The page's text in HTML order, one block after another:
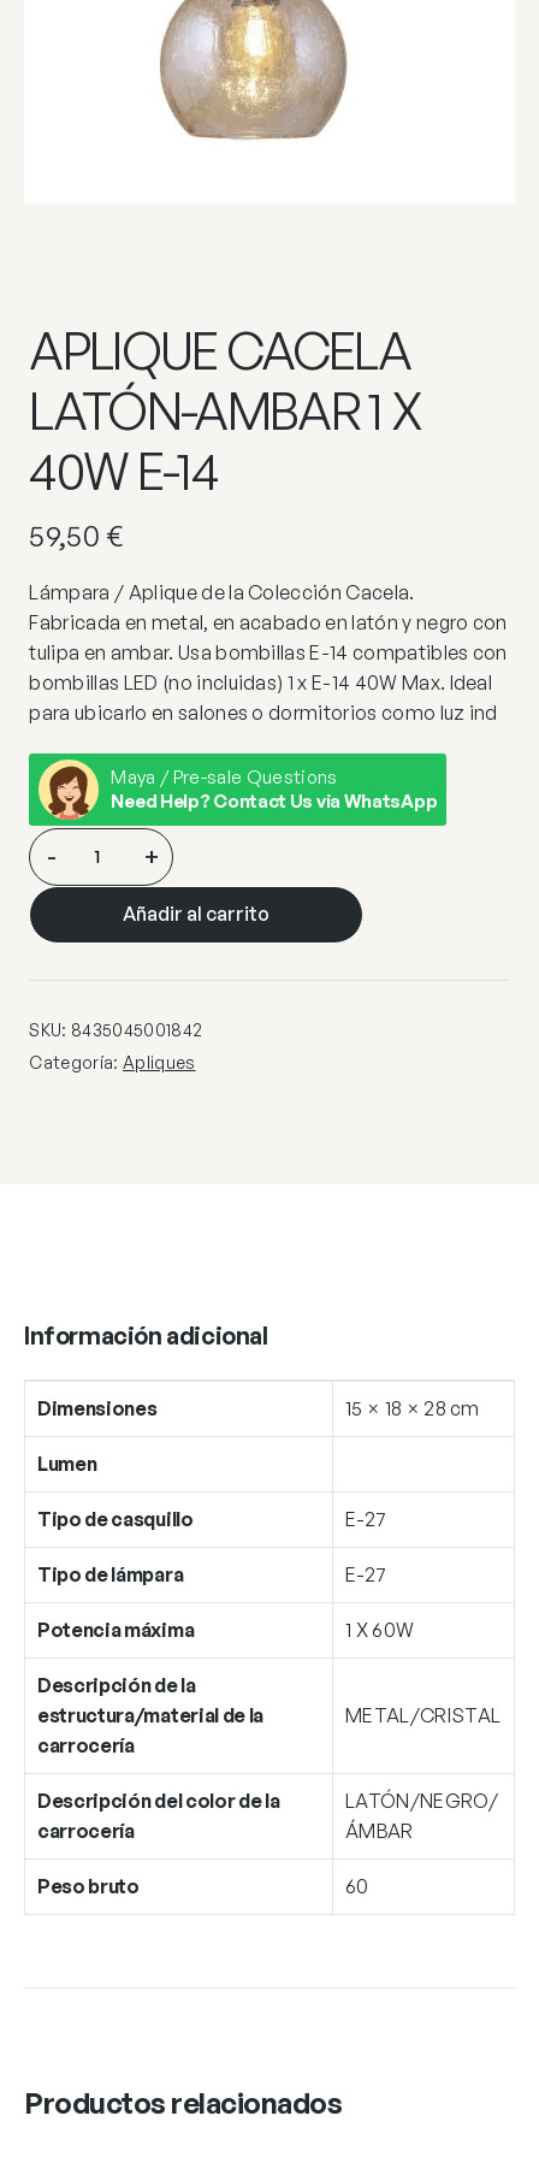
APLIQUE CACELA
LATÓN-AMBAR 1 X
40W E-14
59,50 €
Lámpara / Aplique de la Colección Cacela.
Fabricada en metal, en acabado en latón y negro con
tulipa en ambar. Usa bombillas E-14 compatibles con
bombillas LED (no incluidas) 1 x E-14 40W Max. Ideal
para ubicarlo en salones o dormitorios como luz ind
Maya / Pre-sale Questions
Need Help? Contact Us via WhatsApp
APLIQUE
CACELA
LATÓN-
AMBAR
40W
E-
- +
Añadir al carrito
SKU: 8435045001842
Categoría: Apliques
Información adicional
Dimensiones 15 × 18 × 28 cm
Lumen
Tipo de casquillo E-27
Tipo de lámpara E-27
Potencia máxima 1 X 60W
Descripción de la
estructura/material de la
carrocería
METAL/CRISTAL
Descripción del color de la
carrocería
LATÓN/NEGRO/
ÁMBAR
Peso bruto 60
Productos relacionados